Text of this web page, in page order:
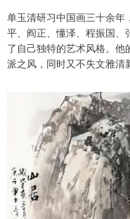
单玉清研习中国画三十余年
平、阎正、懂泽、程振国
了自己独特的艺术风格。
派之风，同时又不失文雅清